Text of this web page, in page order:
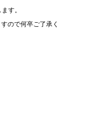
す。
ので何卒ご了承く